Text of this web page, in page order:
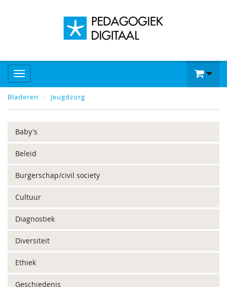
Bladeren Jeugdzorg
Baby's
Beleid
Burgerschap/civil society
Cultuur
Diagnostiek
Diversiteit
Ethiek
Geschiedenis